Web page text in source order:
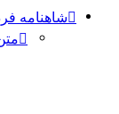
شاهنامه